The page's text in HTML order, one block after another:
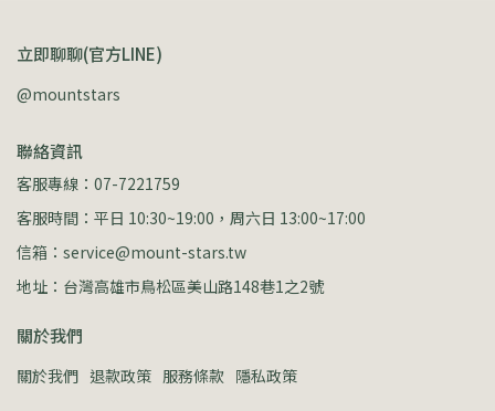
立即聊聊(官方LINE)
@mountstars
聯絡資訊
客服專線：07-7221759
客服時間：平日 10:30~19:00，周六日 13:00~17:00
信箱：service@mount-stars.tw
地址：台灣高雄市鳥松區美山路148巷1之2號
關於我們
關於我們 退款政策 服務條款 隱私政策